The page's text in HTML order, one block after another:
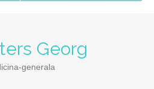
Georg
generala